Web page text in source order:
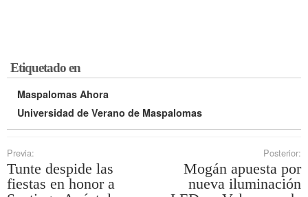
Etiquetado en
Maspalomas Ahora
Universidad de Verano de Maspalomas
Previa:
Tunte despide las
fiestas en honor a
Posterior:
Mogán apuesta por
nueva iluminación